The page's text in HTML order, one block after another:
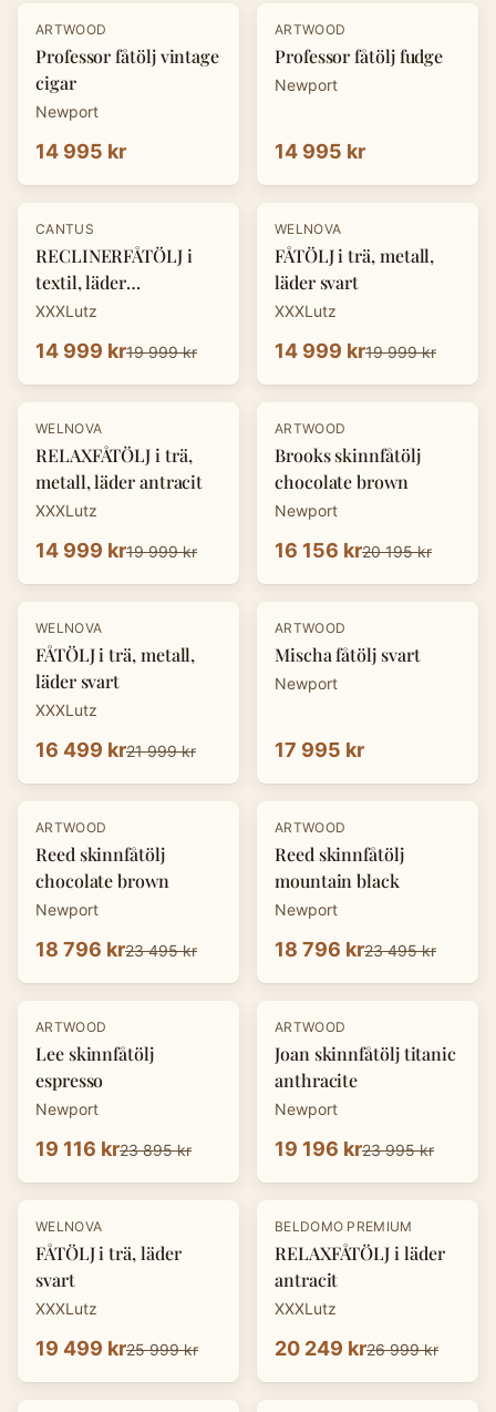
ARTWOOD
Professor fåtölj vintage
cigar
Newport
14 995 kr
ARTWOOD
Professor fåtölj fudge
Newport
14 995 kr
-25%
CANTUS
RECLINERFÅTÖLJ i
textil, läder
cognacfärgad
XXXLutz
14 999 kr19 999 kr
-25 %
WELNOVA
FÅTÖLJ i trä, metall,
läder svart
XXXLutz
14 999 kr19 999 kr
-25 %
WELNOVA
RELAXFÅTÖLJ i trä,
metall, läder antracit
XXXLutz
14 999 kr19 999 kr
-20%
ARTWOOD
Brooks skinnfåtölj
chocolate brown
Newport
16 156 kr20 195 kr
-25 %
WELNOVA
FÅTÖLJ i trä, metall,
läder svart
XXXLutz
16 499 kr21 999 kr
ARTWOOD
Mischa fåtölj svart
Newport
17 995 kr
-20%
ARTWOOD
Reed skinnfåtölj
chocolate brown
Newport
18 796 kr23 495 kr
-20%
ARTWOOD
Reed skinnfåtölj
mountain black
Newport
18 796 kr23 495 kr
-20%
ARTWOOD
Lee skinnfåtölj
espresso
Newport
19 116 kr23 895 kr
-20%
ARTWOOD
Joan skinnfåtölj titanic
anthracite
Newport
19 196 kr23 995 kr
-25 %
WELNOVA
FÅTÖLJ i trä, läder
svart
XXXLutz
19 499 kr25 999 kr
-25 %
BELDOMO PREMIUM
RELAXFÅTÖLJ i läder
antracit
XXXLutz
20 249 kr26 999 kr